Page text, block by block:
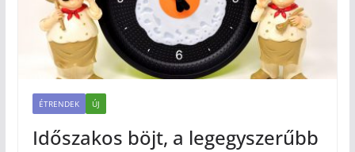
ÉTRENDEK ÚJ
Időszakos böjt, a legegyszerűbb